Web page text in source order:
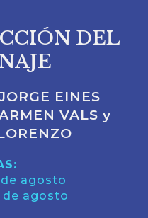
DEL
EINES
VALS y
agosto
de agosto